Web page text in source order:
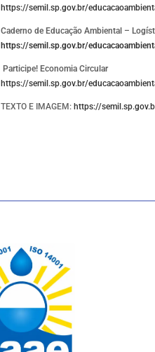
https://semil.sp.gov.br/
Caderno de Educação Ambiental –
https://semil.sp.gov.br/
Participe! Economia Circular
https://semil.sp.gov.br/
TEXTO E IMAGEM: https://